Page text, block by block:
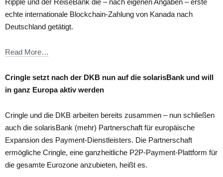
echte internationale Blockchain-Zahlung von Kanada nach
Deutschland getätigt.
Read More…
Cringle setzt nach der DKB nun auf die solarisBank und will
in ganz Europa aktiv werden
Cringle und die DKB arbeiten bereits zusammen – nun schließen
auch die solarisBank (mehr) Partnerschaft für europäische
Expansion des Payment-Dienstleisters. Die Partnerschaft
ermögliche Cringle, eine ganzheitliche P2P-Payment-Plattform für
die gesamte Eurozone anzubieten, heißt es.